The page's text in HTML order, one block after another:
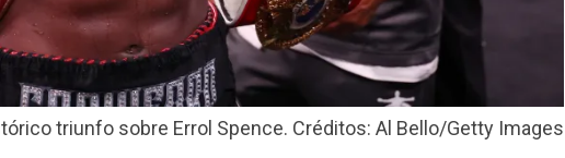
triunfo sobre Errol Spence. Créditos: Al Bello/Getty Images